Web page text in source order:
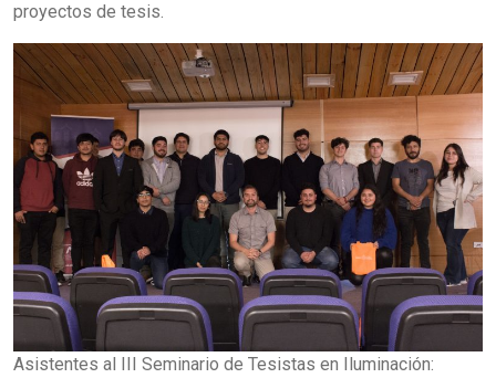
proyectos de tesis.
Asistentes al III Seminario de Tesistas en Iluminación: